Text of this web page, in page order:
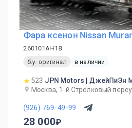
Фара ксенон Nissan
260101AH1B
б.у. оригинал
в наличии
523 JPN Motors | ДжейПиЭн
Москва, 1-й Cтрелковый
(926) 769-49-99
28 000